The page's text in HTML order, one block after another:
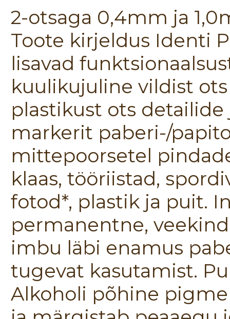
2-otsaga 0,4mm ja
Toote kirjeldus Identi
lisavad
kuulikujuline vildist
plastikust ots detailide
markerit paberi-/
mittepoorsetel
klaas, tööriistad,
fotod*, plastik ja puit.
permanentne,
imbu läbi enamus
tugevat kasutamist.
Alkoholi põhine